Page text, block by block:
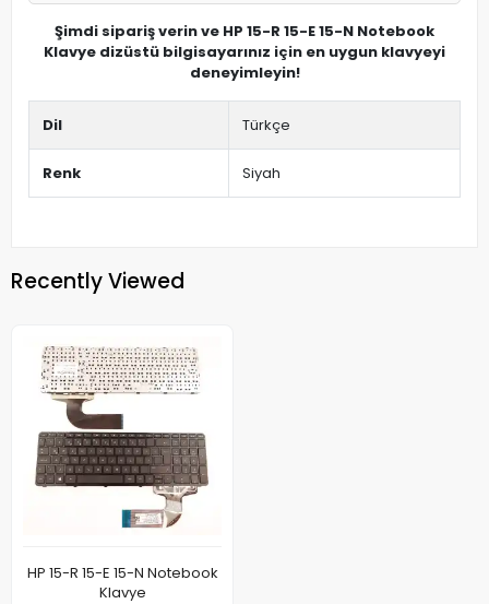
Şimdi sipariş verin ve HP 15-R 15-E 15-N Notebook
Klavye dizüstü bilgisayarınız için en uygun klavyeyi
deneyimleyin!
Dil Türkçe
Renk Siyah
Recently Viewed
HP 15-R 15-E 15-N Notebook
Klavye